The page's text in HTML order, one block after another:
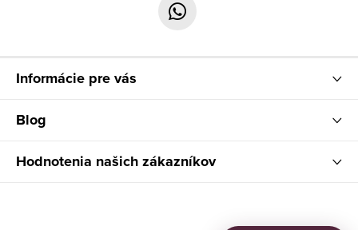
Informácie pre vás
Blog
Hodnotenia našich zákazníkov